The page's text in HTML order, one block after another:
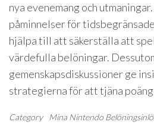
nya evenemang och
påminnelser för
hjälpa till att säkerställa att
värdefulla belöningar.
gemenskapsdiskussioner ge
strategierna för att tjäna
Category Mina Nintendo